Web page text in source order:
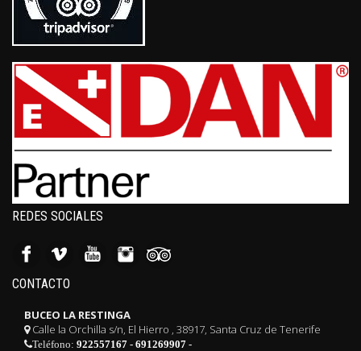
REDES SOCIALES
CONTACTO
BUCEO LA RESTINGA
Calle la Orchilla s/n, El Hierro , 38917, Santa Cruz de Tenerife
Teléfono: 922557167 - 691269907 -